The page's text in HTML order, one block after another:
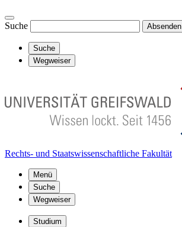
Suche Absenden
Suche
Wegweiser
Rechts- und Staatswissenschaftliche Fakultät
Menü
Suche
Wegweiser
Studium